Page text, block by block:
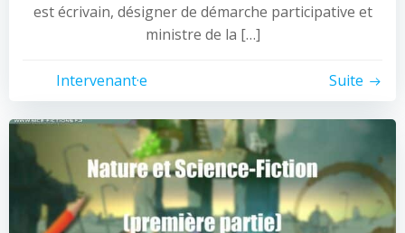
est écrivain, désigner de démarche participative et
ministre de la […]
Intervenant·e Suite